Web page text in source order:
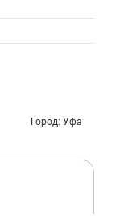
Город: Уфа